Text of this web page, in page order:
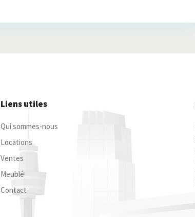
Liens utiles
Qui sommes-nous
Locations
Ventes
Meublé
Contact